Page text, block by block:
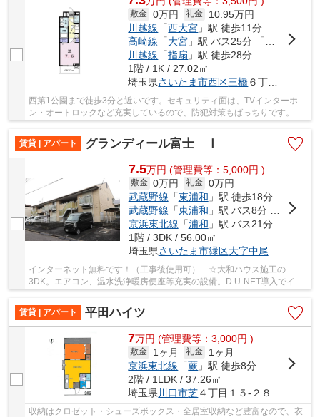
敷金 0万円 礼金
10.95万円
川越線 「西大宮 」駅 徒歩11分
高崎線 「大宮 」駅 バス25分 「シティーハイツ三橋」 停歩4分
川越線 「指扇 」駅 徒歩28分
1階 / 1K / 27.02㎡
埼玉県さいたま市西区三橋６丁目１２６０-３
西第1公園まで徒歩3分と近いです。セキュリティ面は、TVインターホ
ン・オートロックなど充実しているので、防犯対策もばっちりです。室
賃貸 | アパート
グランディール富士 Ⅰ
7.5万円 (管理費等：5,000円 )
敷金 0万円 礼金 0万円
武蔵野線 「東浦和 」駅 徒歩18分
武蔵野線 「東浦和 」駅 バス8分 「中丸団地北」 停歩1分
京浜東北線 「浦和 」駅 バス21分 「尾間木公民館」 停歩9分
1階 / 3DK / 56.00㎡
埼玉県さいたま市緑区大字中尾
インターネット無料です！（工事後使用可） ☆大和ハウス施工の
3DK。エアコン、温水洗浄暖房便座等充実の設備。D.U-NET導入でイン
ターネットの使用料金は無料。ぜひ一度ご内見を☆
賃貸 | アパート
平田ハイツ
7万円 (管理費等：3,000円 )
敷金 1ヶ月 礼金
1ヶ月
京浜東北線 「蕨 」駅 徒歩8分
2階 / 1LDK / 37.26㎡
埼玉県 川口市芝４丁目１５-２８
収納はクロゼット・シューズボックス・全居室収納など豊富なので、衣